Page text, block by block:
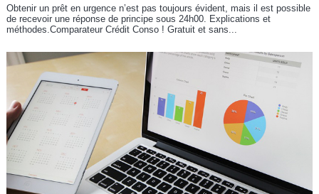
Obtenir un prêt en urgence n’est pas toujours évident, mais il est possible
de recevoir une réponse de principe sous 24h00. Explications et
méthodes.Comparateur Crédit Conso ! Gratuit et sans...